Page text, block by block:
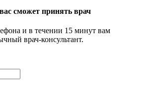
сможет принять врач
и в течении 15 минут вам
врач-консультант.